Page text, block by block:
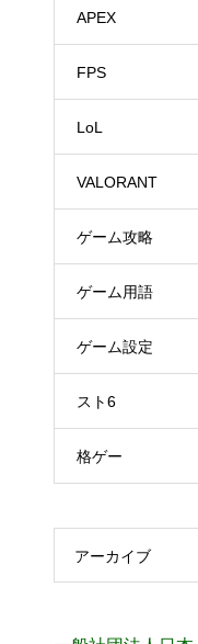
APEX
FPS
LoL
VALORANT
ゲーム攻略
ゲーム用語
ゲーム設定
スト6
格ゲー
アーカイブ